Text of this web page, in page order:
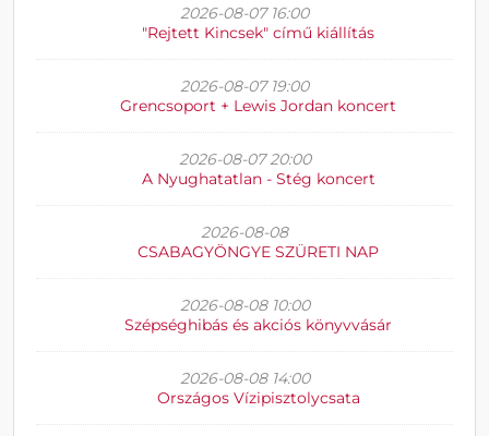
2026-08-07 16:00
"Rejtett Kincsek" című kiállítás
2026-08-07 19:00
Grencsoport + Lewis Jordan koncert
2026-08-07 20:00
A Nyughatatlan - Stég koncert
2026-08-08
CSABAGYÖNGYE SZÜRETI NAP
2026-08-08 10:00
Szépséghibás és akciós könyvvásár
2026-08-08 14:00
Országos Vízipisztolycsata